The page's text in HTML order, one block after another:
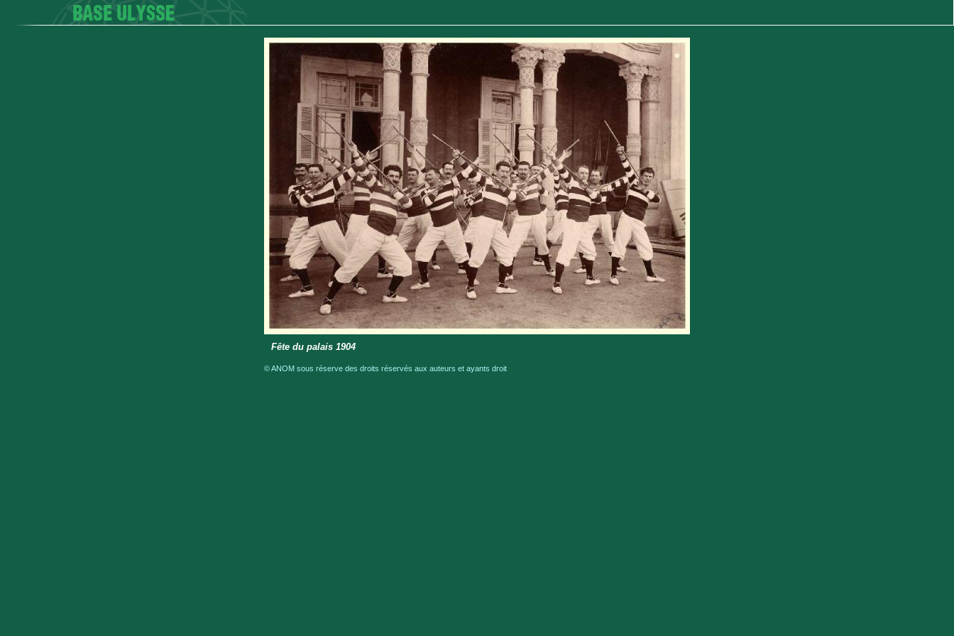
Fête du palais 1904
© ANOM sous réserve des droits réservés aux auteurs et ayants droit